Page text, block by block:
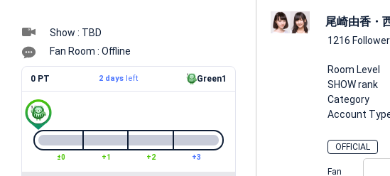
Show : TBD
Fan Room : Offline
0 PT 2 daysleft Green1
±0 +1 +2 +3
尾崎由香・
1216
Room Level
SHOW rank
Category
Account
OFFICIAL
Fan